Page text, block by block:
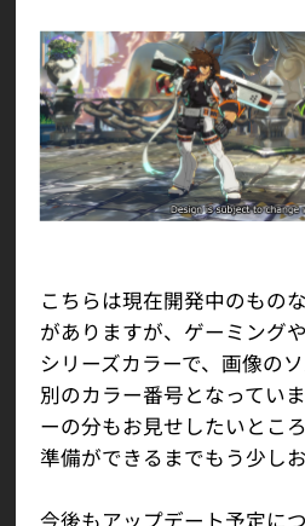
こちらは現在開発中のもの
がありますが、ゲーミング
シリーズカラーで、画像の
別のカラー番号となってい
ーの分もお見せしたいとこ
準備ができるまでもう少し